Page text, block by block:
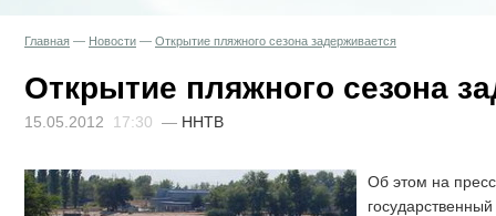
Главная — Новости — Открытие пляжного сезона задерживается
Открытие пляжного сезона
15.05.2012 17:30 — ННТВ
Об этом на